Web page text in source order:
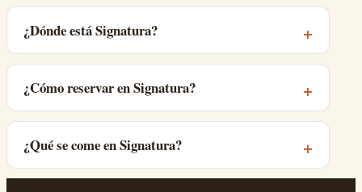
¿Dónde está Signatura?
¿Cómo reservar en Signatura?
¿Qué se come en Signatura?